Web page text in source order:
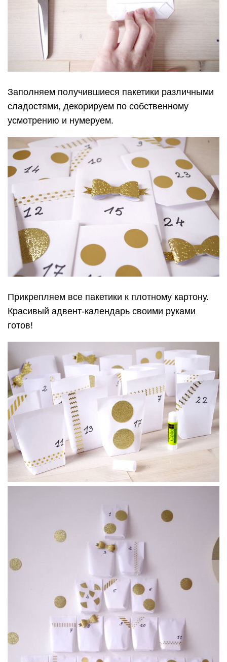
Заполняем получившиеся пакетики различными
сладостями, декорируем по собственному
усмотрению и нумеруем.
Прикрепляем все пакетики к плотному картону.
Красивый адвент-календарь своими руками
готов!